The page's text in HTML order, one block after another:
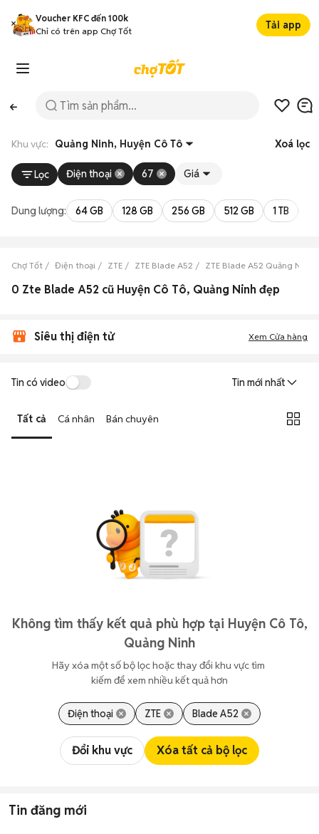
Voucher KFC đến 100k
Chỉ có trên app Chợ Tốt
Tải app
Khu vực: Quảng Ninh, Huyện Cô Tô Xoá lọc
Lọc Điện thoại 67 Giá
Dung lượng: 64 GB 128 GB 256 GB 512 GB 1 TB
Chợ Tốt Điện thoại ZTE ZTE Blade A52 ZTE Blade A52 Quảng Ninh
0 Zte Blade A52 cũ Huyện Cô Tô, Quảng Ninh đẹp
Siêu thị điện tử Xem Cửa hàng
Tin có video Tin mới nhất
Tất cả Cá nhân Bán chuyên
Không tìm thấy kết quả phù hợp tại Huyện Cô Tô,
Quảng Ninh
Hãy xóa một số bộ lọc hoặc thay đổi khu vực tìm
kiếm để xem nhiều kết quả hơn
Điện thoại ZTE Blade A52
Đổi khu vực Xóa tất cả bộ lọc
Tin đăng mới